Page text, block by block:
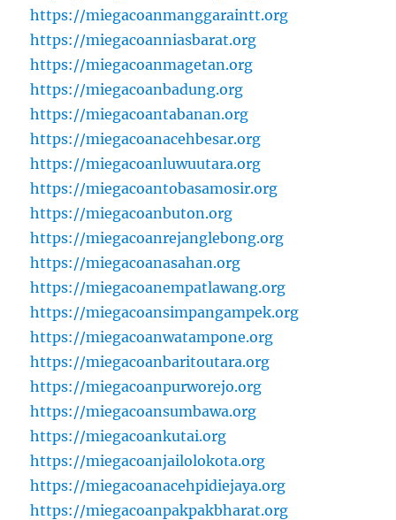
https://miegacoanmanggaraintt.org
https://miegacoanniasbarat.org
https://miegacoanmagetan.org
https://miegacoanbadung.org
https://miegacoantabanan.org
https://miegacoanacehbesar.org
https://miegacoanluwuutara.org
https://miegacoantobasamosir.org
https://miegacoanbuton.org
https://miegacoanrejanglebong.org
https://miegacoanasahan.org
https://miegacoanempatlawang.org
https://miegacoansimpangampek.org
https://miegacoanwatampone.org
https://miegacoanbaritoutara.org
https://miegacoanpurworejo.org
https://miegacoansumbawa.org
https://miegacoankutai.org
https://miegacoanjailolokota.org
https://miegacoanacehpidiejaya.org
https://miegacoanpakpakbharat.org